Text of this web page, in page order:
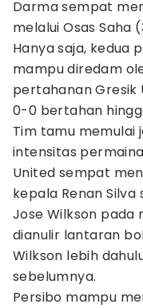
Darma sempat
melalui Osas Saha
Hanya saja, kedua
mampu diredam
pertahanan Gresik
0-0 bertahan
Tim tamu memulai
intensitas
United sempat
kepala Renan
Jose Wilkson pada
dianulir lantaran
Wilkson lebih
sebelumnya.
Persibo mampu